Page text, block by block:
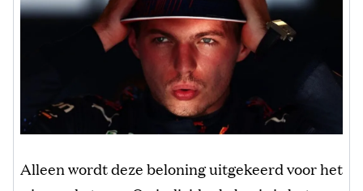
Alleen wordt deze beloning uitgekeerd voor het